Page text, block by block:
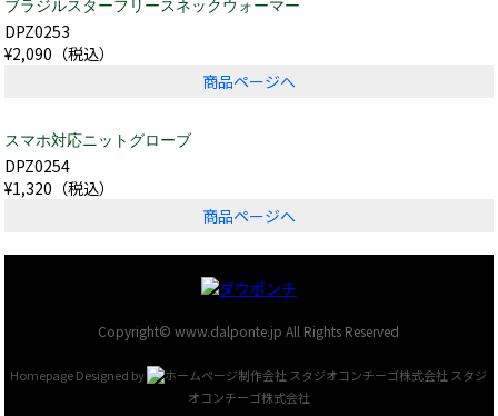
ブラジルスターフリースネックウォーマー
DPZ0253
¥2,090（税込）
商品ページへ
スマホ対応ニットグローブ
DPZ0254
¥1,320（税込）
商品ページへ
Copyright© www.dalponte.jp All Rights Reserved
Homepage Designed by
スタジ
オコンチーゴ株式会社